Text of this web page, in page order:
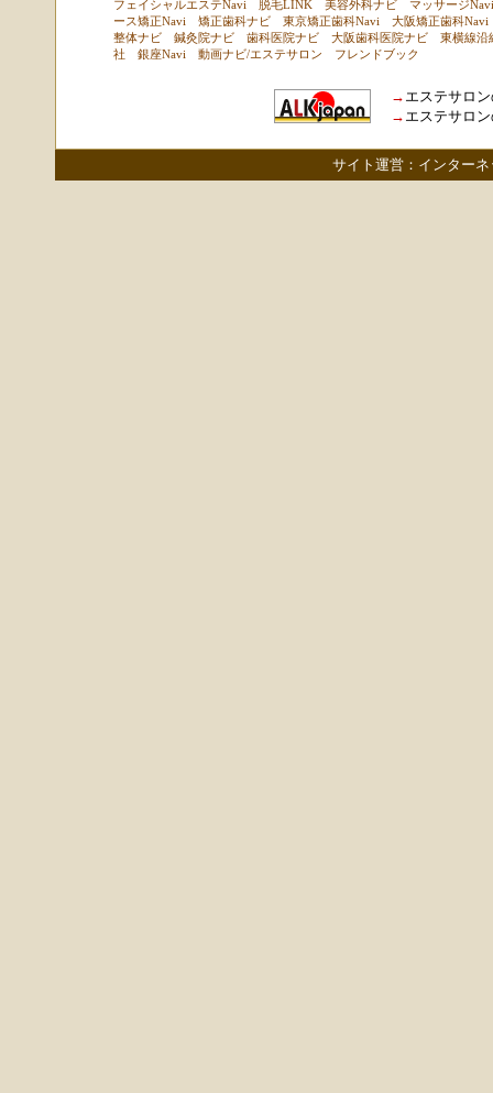
フェイシャルエステNavi 脱毛LINK 美容外科ナビ
マッサージNavi
ース矯正Navi
矯正歯科ナビ 東京矯正歯科Navi
大阪矯正歯科Navi
整体ナビ
鍼灸院ナビ 歯科医院ナビ 大阪歯科医院ナビ
東横線沿
社
銀座Navi 動画ナビ/エステサロン フレンドブック
→ エステサロ
→ エステサロ
サイト運営： インター